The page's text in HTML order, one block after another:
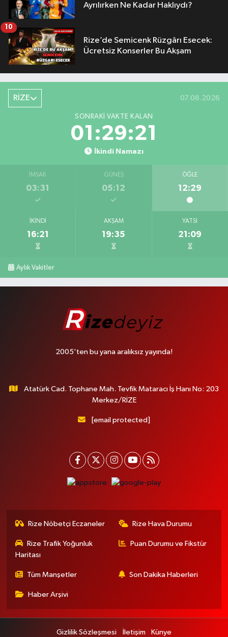
Ayrılırken Ne Kadar Haklıydı?
Rize’de Semicenk Rüzgârı Esecek:
Ücretsiz Konserler Bu Akşam
10
RİZE 07.08.2026
SONRAKI VAKTE KALAN
01:29:21
İkindi Namazı
İMSAK
03:31
GÜNEŞ
05:12
ÖĞLE
12:29
İKINDI
16:21
AKŞAM
19:35
YATSI
21:09
Aylık Vakitler
2005'ten bu yana aralıksız yayında!
Atatürk Cad. Tophane Mah. Tevfik Mataracı İş Hanı No: 203
Merkez/RİZE
[email protected]
Rize Nöbetçi Eczaneler Rize Hava Durumu
Rize Trafik Yoğunluk
Haritası
Puan Durumu ve Fikstür
Tüm Manşetler Son Dakika Haberleri
Haber Arşivi
Gizlilik Sözleşmesi İletişim Künye